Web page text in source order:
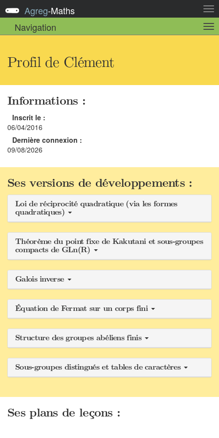
la
Agreg-Maths
Navigation
la
Profil de Clément
Informations :
Inscrit le :
06/04/2016
Dernière connexion :
09/08/2026
Ses versions de développements :
Loi de réciprocité quadratique (via les formes
quadratiques)
Théorème du point fixe de Kakutani et sous-groupes
compacts de GLn(R)
Galois inverse
Équation de Fermat sur un corps fini
Structure des groupes abéliens finis
Sous-groupes distingués et tables de caractères
Ses plans de leçons :